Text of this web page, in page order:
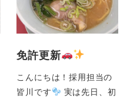
免許更新
こんにちは！採用担当の
皆川です
実は先日、初